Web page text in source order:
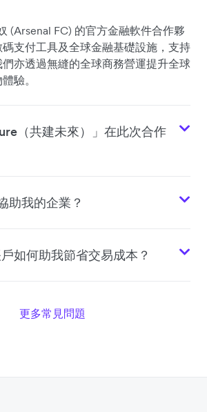
(Arsenal FC) 的官方金融軟件合作夥
支付工具及全球金融基礎設施，支持
亦透過無縫的全球商務營運提升全球
驗。
（共建未來）」在此次合作
助我的企業？
如何助我節省交易成本？
更多常見問題